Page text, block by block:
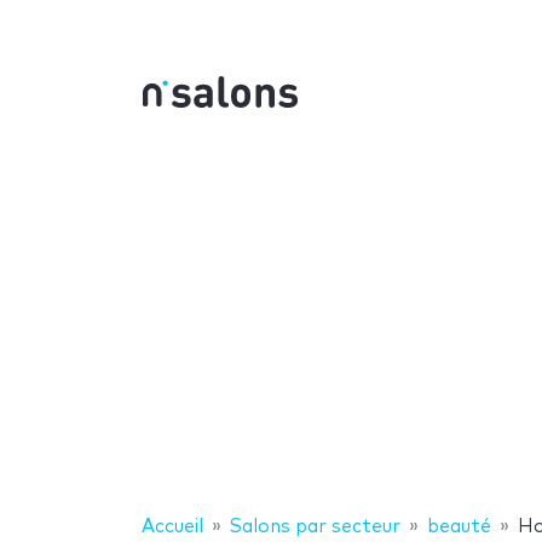
Accueil Salons par secteur beauté